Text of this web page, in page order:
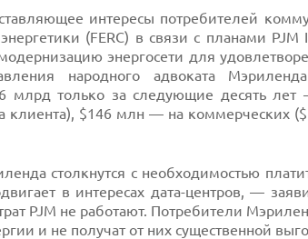
интересы потребителей
(FERC) в связи с планами PJM
энергосети для
народного адвоката
млрд только за следующие десять
клиента), $146 млн — на коммерческих
столкнутся с необходимостью
в интересах дата-центров, —
PJM не работают. Потребители
и не получат от них существенной